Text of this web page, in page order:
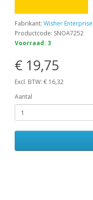
Fabrikant: Wisher Enterprise
Productcode: SNOA7252
Voorraad: 3
€ 19,75
Excl. BTW: € 16,32
Aantal